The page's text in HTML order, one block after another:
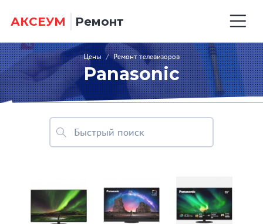
АКСЕУМ Ремонт
Цены / Ремонт телевизоров
Panasonic